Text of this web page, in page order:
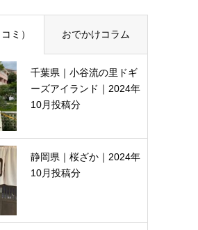
ミ） おでかけコラム
千葉県｜小谷流の里ドギ
ーズアイランド｜2024年
10月投稿分
静岡県｜桜ざか｜2024年
10月投稿分